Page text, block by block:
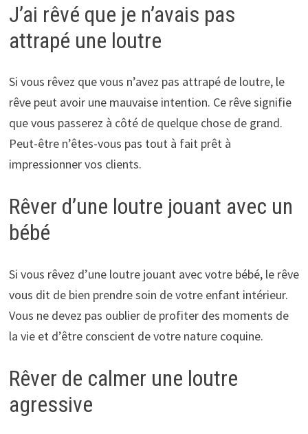
J’ai rêvé que je n’avais pas
attrapé une loutre
Si vous rêvez que vous n’avez pas attrapé de loutre, le
rêve peut avoir une mauvaise intention. Ce rêve signifie
que vous passerez à côté de quelque chose de grand.
Peut-être n’êtes-vous pas tout à fait prêt à
impressionner vos clients.
Rêver d’une loutre jouant avec un
bébé
Si vous rêvez d’une loutre jouant avec votre bébé, le rêve
vous dit de bien prendre soin de votre enfant intérieur.
Vous ne devez pas oublier de profiter des moments de
la vie et d’être conscient de votre nature coquine.
Rêver de calmer une loutre
agressive